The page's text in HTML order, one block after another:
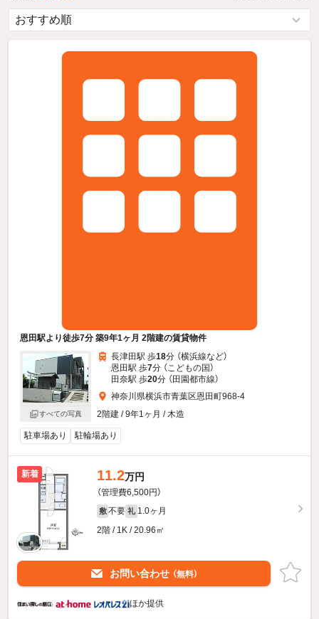
恩田駅より徒歩7分 築9年1ヶ月 2階建の賃貸物件
すべての写真
長津田駅 歩18分 （横浜線など）
恩田駅 歩7分 （こどもの国）
田奈駅 歩20分 （田園都市線）
神奈川県横浜市青葉区恩田町968-4
2階建 / 9年1ヶ月 / 木造
駐車場あり 駐輪場あり
新着 11.2万円
（管理費6,500円）
敷 不要 礼 1.0ヶ月
2階 / 1K / 20.96㎡
お問い合わせ （無料）
ほか提供